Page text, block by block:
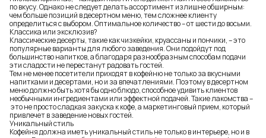
по вкусу. Однако не следует делать ассортимент излишне обширным:
чем больше позиций в десертном меню, тем сложнее клиенту
определиться с выбором. Оптимальное количество – от шести до восьми.
Классика или эксклюзив?
Классические десерты, такие как чизкейки, круассаны и пончики, – это
популярные варианты для любого заведения. Они подойдут под
большинство напитков, а благодаря разнообразным способам подачи
эти сладости не перестанут радовать гостей.
Тем не менее посетители приходят в кофейню не только за вкусными
напитками и десертами, но и за впечатлениями. Поэтому в десертном
меню должно быть хотя бы одно блюдо, способное удивить клиентов
необычными ингредиентами или эффектной подачей. Такие лакомства –
это не просто сладкая закуска к кофе, а маркетинговый прием, который
привлечет в заведение новых гостей.
Уникальный стиль
Кофейня должна иметь уникальный стиль не только в интерьере, но и в